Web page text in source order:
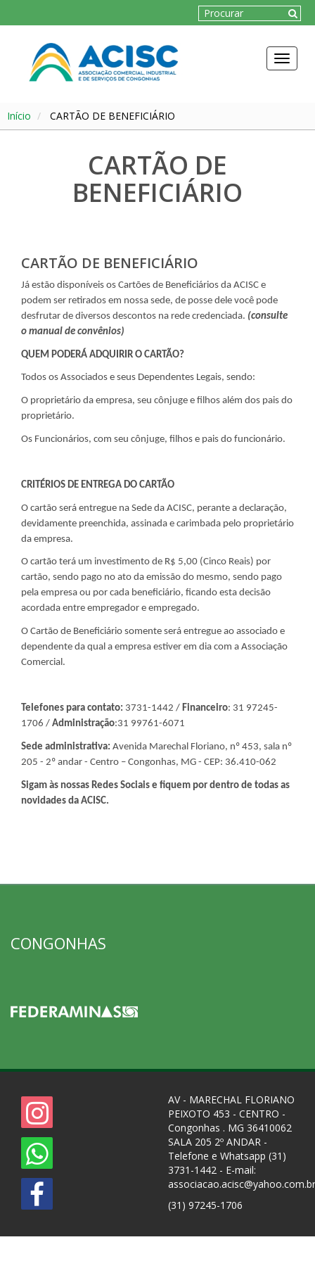
Toggle
Início CARTÃO DE BENEFICIÁRIO
CARTÃO DE
BENEFICIÁRIO
CARTÃO DE BENEFICIÁRIO
Já estão disponíveis os Cartões de Beneficiários da ACISC e
podem ser retirados em nossa sede, de posse dele você pode
desfrutar de diversos descontos na rede credenciada. (consulte
o manual de convênios)
QUEM PODERÁ ADQUIRIR O CARTÃO?
Todos os Associados e seus Dependentes Legais, sendo:
O proprietário da empresa, seu cônjuge e filhos além dos pais do
proprietário.
Os Funcionários, com seu cônjuge, filhos e pais do funcionário.
CRITÉRIOS DE ENTREGA DO CARTÃO
O cartão será entregue na Sede da ACISC, perante a declaração,
devidamente preenchida, assinada e carimbada pelo proprietário
da empresa.
O cartão terá um investimento de R$ 5,00 (Cinco Reais) por
cartão, sendo pago no ato da emissão do mesmo, sendo pago
pela empresa ou por cada beneficiário, ficando esta decisão
acordada entre empregador e empregado.
O Cartão de Beneficiário somente será entregue ao associado e
dependente da qual a empresa estiver em dia com a Associação
Comercial.
Telefones para contato: 3731-1442 / Financeiro: 31 97245-
1706 / Administração:31 99761-6071
Sede administrativa: Avenida Marechal Floriano, nº 453, sala nº
205 - 2º andar - Centro – Congonhas, MG - CEP: 36.410-062
Sigam às nossas Redes Sociais e fiquem por dentro de todas as
novidades da ACISC.
CONGONHAS
AV - MARECHAL FLORIANO
PEIXOTO 453 - CENTRO -
Congonhas . MG 36410062
SALA 205 2º ANDAR -
Telefone e Whatsapp (31)
3731-1442 - E-mail:
associacao.acisc@yahoo.com.br
(31) 97245-1706